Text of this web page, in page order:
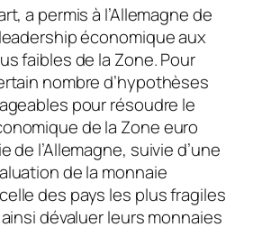
a permis à l’Allemagne de
économique aux
faibles de la Zone. Pour
nombre d’hypothèses
pour résoudre le
de la Zone euro
de l’Allemagne, suivie d’une
de la monnaie
des pays les plus fragiles
dévaluer leurs monnaies